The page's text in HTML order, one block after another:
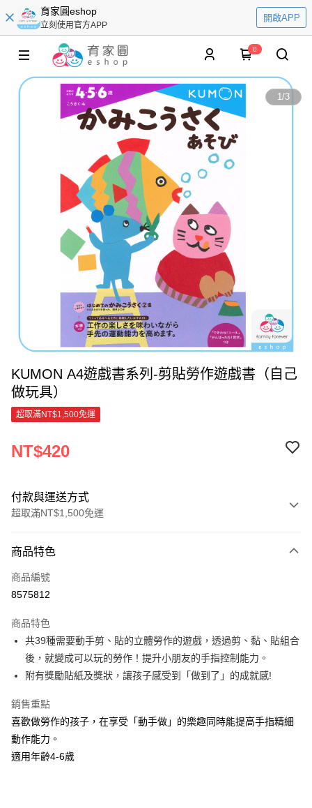
育家圓eshop
立刻使用官方APP
開啟APP
0
1/3
KUMON A4遊戲書系列-剪貼勞作遊戲書（自己
做玩具）
超取滿NT$1,500免運
NT$420
付款與運送方式
超取滿NT$1,500免運
信用卡一次付款
超商取貨付款
街口支付
ATM付款
運送方式
全家取貨付款
每筆NT$60，滿NT$1,500(含以上)免運費
7-11取貨付款
商品特色
商品編號
8575812
商品特色
共39種需要動手剪、貼的立體勞作的遊戲，透過剪、黏、貼組合
後，就變成可以玩的勞作！提升小朋友的手指控制能力。
附有獎勵貼紙及獎狀，讓孩子感受到「做到了」的成就感!
銷售重點
喜歡做勞作的孩子，在享受「動手做」的樂趣同時能提高手指精細
動作能力。
適用年齡4-6歲